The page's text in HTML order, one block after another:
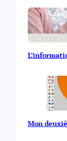
Mon